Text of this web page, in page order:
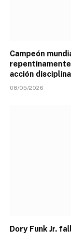
Campeón
acción
08/05/2026
Dory Funk Jr.